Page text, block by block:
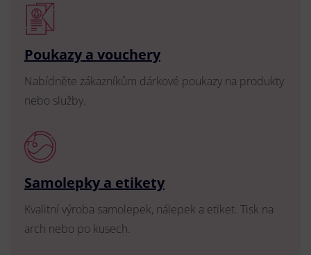
Poukazy a vouchery
Nabídněte zákazníkům dárkové poukazy na produkty
nebo služby.
Samolepky a etikety
Kvalitní výroba samolepek, nálepek a etiket. Tisk na
arch nebo po kusech.